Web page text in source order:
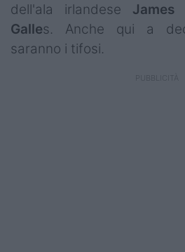
dell'ala irlandese
Galles. Anche qui a
saranno i tifosi.